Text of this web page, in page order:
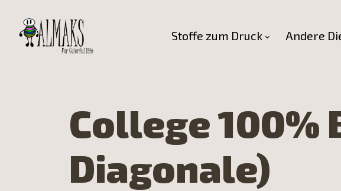
Stoffe zum Druck Andere
College 100%
Diagonale)